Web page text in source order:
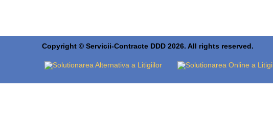
Copyright © Servicii-Contracte DDD 2026. All rights reserved.